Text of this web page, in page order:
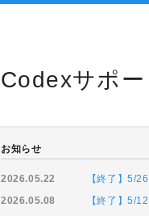
Codexサポ
お知らせ
2026.05.22
【終了】5/
2026.05.08
【終了】5/